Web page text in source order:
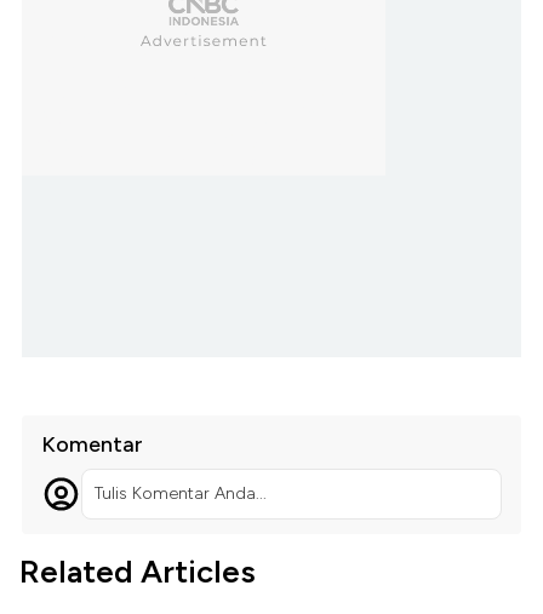
Komentar
Tulis Komentar Anda...
Related Articles